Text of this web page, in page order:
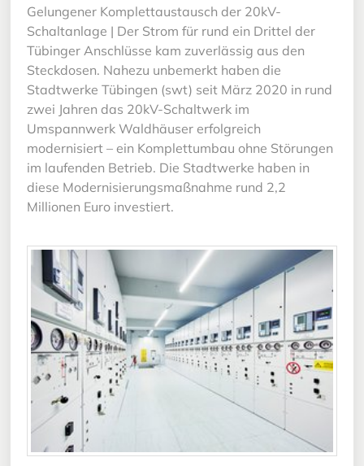
Gelungener Komplettaustausch der 20kV-
Schaltanlage | Der Strom für rund ein Drittel der
Tübinger Anschlüsse kam zuverlässig aus den
Steckdosen. Nahezu unbemerkt haben die
Stadtwerke Tübingen (swt) seit März 2020 in rund
zwei Jahren das 20kV-Schaltwerk im
Umspannwerk Waldhäuser erfolgreich
modernisiert – ein Komplettumbau ohne Störungen
im laufenden Betrieb. Die Stadtwerke haben in
diese Modernisierungsmaßnahme rund 2,2
Millionen Euro investiert.